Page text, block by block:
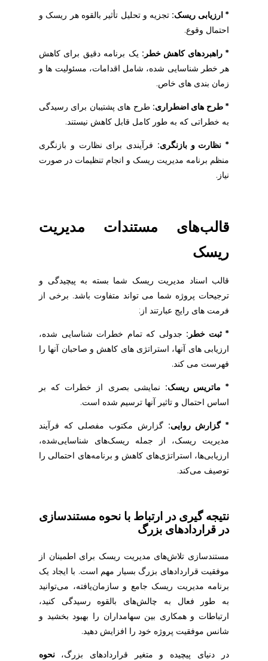
* ارزیابی ریسک: تجزیه و تحلیل تأثیر بالقوه هر ریسک و
احتمال وقوع.
* راهبردهای کاهش خطر: یک برنامه دقیق برای کاهش
هر خطر شناسایی شده، شامل اقدامات، مسئولیت ها و
زمان بندی های خاص.
* طرح های اضطراری: طرح های پشتیبان برای رسیدگی
به خطراتی که به طور کامل قابل کاهش نیستند.
* نظارت و بازنگری: فرآیندی برای نظارت و بازنگری
منظم برنامه مدیریت ریسک و انجام تنظیمات در صورت
نیاز.
قالب‌های مستندات مدیریت
ریسک
قالب اسناد مدیریت ریسک شما بسته به پیچیدگی و
ترجیحات پروژه شما می تواند متفاوت باشد. برخی از
فرمت های رایج عبارتند از:
* ثبت خطر: جدولی که تمام خطرات شناسایی شده،
ارزیابی های آنها، استراتژی های کاهش و صاحبان آنها را
فهرست می کند.
* ماتریس ریسک: نمایشی بصری از خطرات که بر
اساس احتمال و تاثیر آنها ترسیم شده است.
* گزارش روایی: گزارش مکتوب مفصلی که فرآیند
مدیریت ریسک، از جمله ریسک‌های شناسایی‌شده،
ارزیابی‌ها، استراتژی‌های کاهش و برنامه‌های احتمالی را
توصیف می‌کند.
نتیجه گیری در ارتباط با نحوه مستندسازی
در قراردادهای بزرگ
مستندسازی تلاش‌های مدیریت ریسک برای اطمینان از
موفقیت قراردادهای بزرگ بسیار مهم است. با ایجاد یک
برنامه مدیریت ریسک جامع و سازمان‌یافته، می‌توانید
به طور فعال به چالش‌های بالقوه رسیدگی کنید،
ارتباطات و همکاری بین سهامداران را بهبود بخشید و
شانس موفقیت پروژه خود را افزایش دهید.
در دنیای پیچیده و متغیر قراردادهای بزرگ، نحوه